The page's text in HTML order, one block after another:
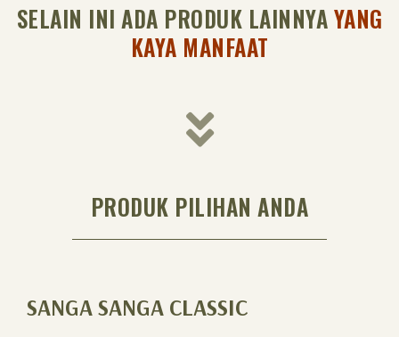
SELAIN INI ADA PRODUK LAINNYAYANG
KAYA MANFAAT
PRODUK PILIHAN ANDA
SANGA SANGA CLASSIC